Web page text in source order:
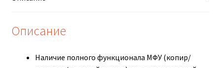
Описание
Наличие полного функционала МФУ (копир/